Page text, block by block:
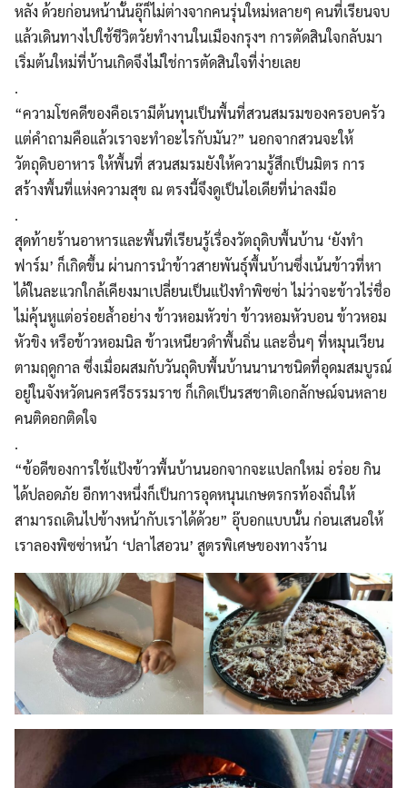
หลัง ด้วยก่อนหน้านั้นอุ๊ก็ไม่ต่างจากคนรุ่นใหม่หลายๆ คนที่เรียนจบ
แล้วเดินทางไปใช้ชีวิตวัยทำงานในเมืองกรุงฯ การตัดสินใจกลับมา
เริ่มต้นใหม่ที่บ้านเกิดจึงไม่ใช่การตัดสินใจที่ง่ายเลย
.
“ความโชคดีของคือเรามีต้นทุนเป็นพื้นที่สวนสมรมของครอบครัว
แต่คำถามคือแล้วเราจะทำอะไรกับมัน?” นอกจากสวนจะให้
วัตถุดิบอาหาร ให้พื้นที่ สวนสมรมยังให้ความรู้สึกเป็นมิตร การ
สร้างพื้นที่แห่งความสุข ณ ตรงนี้จึงดูเป็นไอเดียที่น่าลงมือ
.
สุดท้ายร้านอาหารและพื้นที่เรียนรู้เรื่องวัตถุดิบพื้นบ้าน ‘ยังทำ
ฟาร์ม’ ก็เกิดขึ้น ผ่านการนำข้าวสายพันธุ์พื้นบ้านซึ่งเน้นข้าวที่หา
ได้ในละแวกใกล้เคียงมาเปลี่ยนเป็นแป้งทำพิซซ่า ไม่ว่าจะข้าวไร่ชื่อ
ไม่คุ้นหูแต่อร่อยล้ำอย่าง ข้าวหอมหัวข่า ข้าวหอมหัวบอน ข้าวหอม
หัวขิง หรือข้าวหอมนิล ข้าวเหนียวดำพื้นถิ่น และอื่นๆ ที่หมุนเวียน
ตามฤดูกาล ซึ่งเมื่อผสมกับวันถุดิบพื้นบ้านนานาชนิดที่อุดมสมบูรณ์
อยู่ในจังหวัดนครศรีธรรมราช ก็เกิดเป็นรสชาติเอกลักษณ์จนหลาย
คนติดอกติดใจ
.
“ข้อดีของการใช้แป้งข้าวพื้นบ้านนอกจากจะแปลกใหม่ อร่อย กิน
ได้ปลอดภัย อีกทางหนึ่งก็เป็นการอุดหนุนเกษตรกรท้องถิ่นให้
สามารถเดินไปข้างหน้ากับเราได้ด้วย” อุ๊บอกแบบนั้น ก่อนเสนอให้
เราลองพิซซ่าหน้า ‘ปลาไสอวน’ สูตรพิเศษของทางร้าน